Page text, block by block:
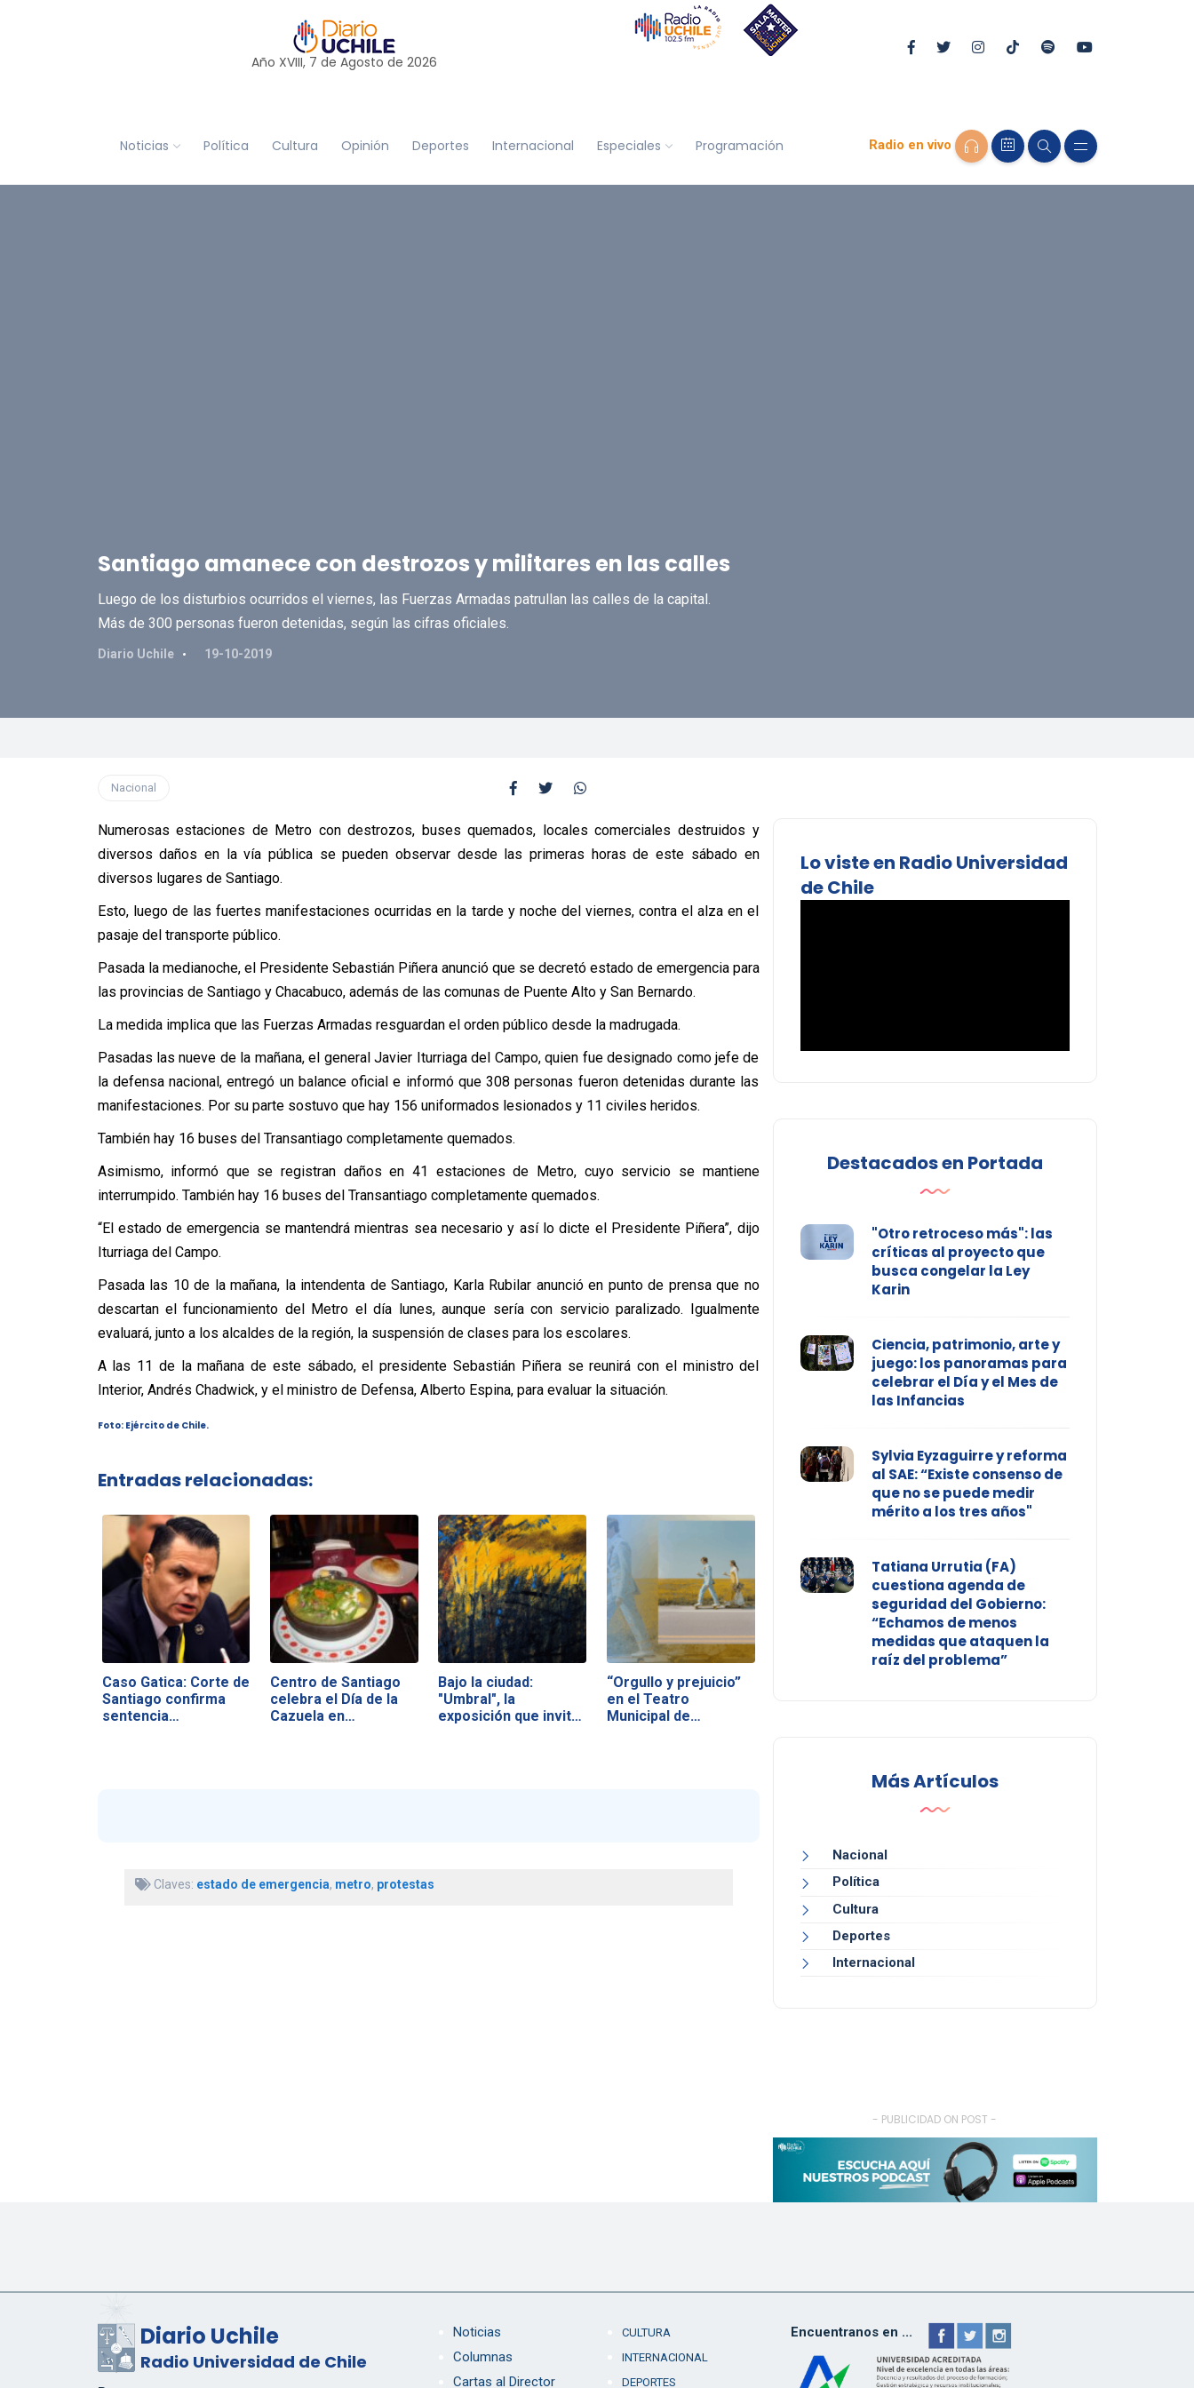
Año XVIII, 7 de Agosto de 2026
Noticias Política Cultura Opinión Deportes Internacional Especiales Programación Radio en vivo
Santiago amanece con destrozos y militares en las calles
Luego de los disturbios ocurridos el viernes, las Fuerzas Armadas patrullan las calles de la capital.
Más de 300 personas fueron detenidas, según las cifras oficiales.
Diario Uchile 19-10-2019
Nacional
Numerosas estaciones de Metro con destrozos, buses quemados, locales comerciales destruidos y
diversos daños en la vía pública se pueden observar desde las primeras horas de este sábado en
diversos lugares de Santiago.
Esto, luego de las fuertes manifestaciones ocurridas en la tarde y noche del viernes, contra el alza en el
pasaje del transporte público.
Pasada la medianoche, el Presidente Sebastián Piñera anunció que se decretó estado de emergencia para
las provincias de Santiago y Chacabuco, además de las comunas de Puente Alto y San Bernardo.
La medida implica que las Fuerzas Armadas resguardan el orden público desde la madrugada.
Pasadas las nueve de la mañana, el general Javier Iturriaga del Campo, quien fue designado como jefe de
la defensa nacional, entregó un balance oficial e informó que 308 personas fueron detenidas durante las
manifestaciones. Por su parte sostuvo que hay 156 uniformados lesionados y 11 civiles heridos.
También hay 16 buses del Transantiago completamente quemados.
Asimismo, informó que se registran daños en 41 estaciones de Metro, cuyo servicio se mantiene
interrumpido. También hay 16 buses del Transantiago completamente quemados.
“El estado de emergencia se mantendrá mientras sea necesario y así lo dicte el Presidente Piñera”, dijo
Iturriaga del Campo.
Pasada las 10 de la mañana, la intendenta de Santiago, Karla Rubilar anunció en punto de prensa que no
descartan el funcionamiento del Metro el día lunes, aunque sería con servicio paralizado. Igualmente
evaluará, junto a los alcaldes de la región, la suspensión de clases para los escolares.
A las 11 de la mañana de este sábado, el presidente Sebastián Piñera se reunirá con el ministro del
Interior, Andrés Chadwick, y el ministro de Defensa, Alberto Espina, para evaluar la situación.
Foto: Ejército de Chile.
Entradas relacionadas:
Caso Gatica: Corte de
Santiago confirma
sentencia…
Centro de Santiago
celebra el Día de la
Cazuela en…
Bajo la ciudad:
"Umbral", la
exposición que invita
“Orgullo y prejuicio”
en el Teatro
Municipal de…
Claves: estado de emergencia, metro, protestas
Lo viste en Radio Universidad
de Chile
Destacados en Portada
"Otro retroceso más": las
críticas al proyecto que
busca congelar la Ley
Karin
Ciencia, patrimonio, arte y
juego: los panoramas para
celebrar el Día y el Mes de
las Infancias
Sylvia Eyzaguirre y reforma
al SAE: “Existe consenso de
que no se puede medir
mérito a los tres años"
Tatiana Urrutia (FA)
cuestiona agenda de
seguridad del Gobierno:
“Echamos de menos
medidas que ataquen la
raíz del problema”
Más Artículos
Nacional
Política
Cultura
Deportes
Internacional
- PUBLICIDAD ON POST -
Diario Uchile
Radio Universidad de Chile
Noticias
Columnas
Cartas al Director
CULTURA
INTERNACIONAL
DEPORTES
Encuentranos en ...